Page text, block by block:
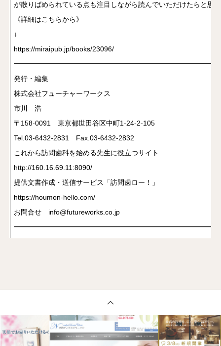
が散りばめられている点も注目しながら読んでいただけたらと思
《詳細はこちらから》
↓
https://miraipub.jp/books/23096/
発行・編集
株式会社フューチャーワークス
市川 浩
〒158-0091 東京都世田谷区中町1-24-2-105
Tel.03-6432-2831 Fax.03-6432-2832
これから訪問歯科を始める先生に役立つサイト
http://160.16.69.11:8090/
提供文書作成・送信サービス「訪問歯ロー！」
https://houmon-hello.com/
お問合せ info@futureworks.co.jp